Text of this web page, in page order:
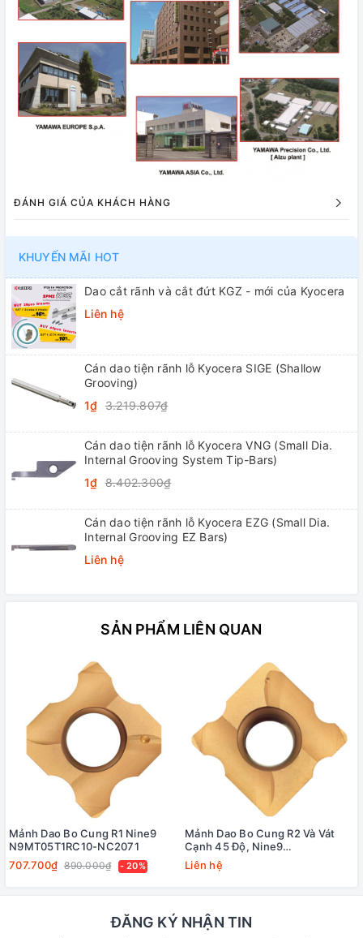
ĐÁNH GIÁ CỦA KHÁCH HÀNG
KHUYẾN MÃI HOT
Dao cắt rãnh và cắt đứt KGZ - mới của Kyocera
Liên hệ
Cán dao tiện rãnh lỗ Kyocera SIGE (Shallow
Grooving)
1₫ 3.219.807₫
Cán dao tiện rãnh lỗ Kyocera VNG (Small Dia.
Internal Grooving System Tip-Bars)
1₫ 8.402.300₫
Cán dao tiện rãnh lỗ Kyocera EZG (Small Dia.
Internal Grooving EZ Bars)
Liên hệ
SẢN PHẨM LIÊN QUAN
Mảnh Dao Bo Cung R1 Nine9
N9MT05T1RC10-NC2071
707.700₫ 890.000₫ - 20%
Mảnh Dao Bo Cung R2 Và Vát
Cạnh 45 Độ, Nine9
N9MT11T3RC20-NC40
Liên hệ
ĐĂNG KÝ NHẬN TIN